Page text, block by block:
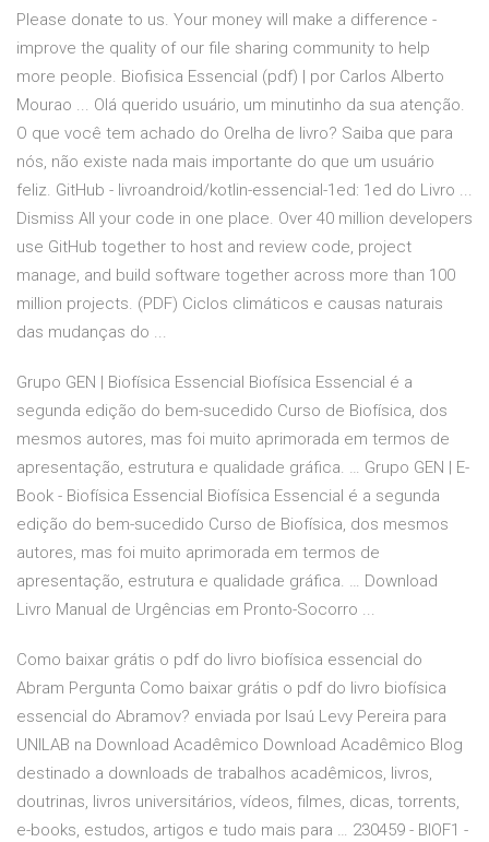
Please donate to us. Your money will make a difference -
improve the quality of our file sharing community to help
more people. Biofisica Essencial (pdf) | por Carlos Alberto
Mourao ... Olá querido usuário, um minutinho da sua atenção.
O que você tem achado do Orelha de livro? Saiba que para
nós, não existe nada mais importante do que um usuário
feliz. GitHub - livroandroid/kotlin-essencial-1ed: 1ed do Livro ...
Dismiss All your code in one place. Over 40 million developers
use GitHub together to host and review code, project
manage, and build software together across more than 100
million projects. (PDF) Ciclos climáticos e causas naturais
das mudanças do ...
Grupo GEN | Biofísica Essencial Biofísica Essencial é a
segunda edição do bem-sucedido Curso de Biofísica, dos
mesmos autores, mas foi muito aprimorada em termos de
apresentação, estrutura e qualidade gráfica. … Grupo GEN | E-
Book - Biofísica Essencial Biofísica Essencial é a segunda
edição do bem-sucedido Curso de Biofísica, dos mesmos
autores, mas foi muito aprimorada em termos de
apresentação, estrutura e qualidade gráfica. … Download
Livro Manual de Urgências em Pronto-Socorro ...
Como baixar grátis o pdf do livro biofísica essencial do
Abram Pergunta Como baixar grátis o pdf do livro biofísica
essencial do Abramov? enviada por Isaú Levy Pereira para
UNILAB na Download Acadêmico Download Acadêmico Blog
destinado a downloads de trabalhos acadêmicos, livros,
doutrinas, livros universitários, vídeos, filmes, dicas, torrents,
e-books, estudos, artigos e tudo mais para … 230459 - BIOF1 -